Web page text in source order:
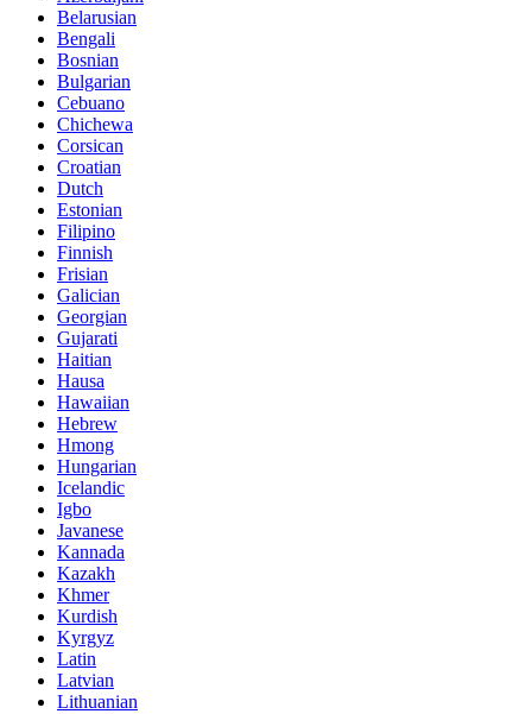
Belarusian
Bengali
Bosnian
Bulgarian
Cebuano
Chichewa
Corsican
Croatian
Dutch
Estonian
Filipino
Finnish
Frisian
Galician
Georgian
Gujarati
Haitian
Hausa
Hawaiian
Hebrew
Hmong
Hungarian
Icelandic
Igbo
Javanese
Kannada
Kazakh
Khmer
Kurdish
Kyrgyz
Latin
Latvian
Lithuanian